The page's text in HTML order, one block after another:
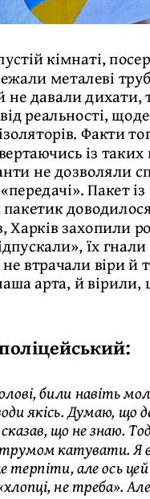
кімнаті,
металеві
не давали
реальності,
Факти
із
не дозволяли
Пакет
Харків захопили
їх
втрачали віри й
арта, й
били навіть
якісь. Думаю, що
що не знаю.
катувати.
терпіти, але ось
не треба».